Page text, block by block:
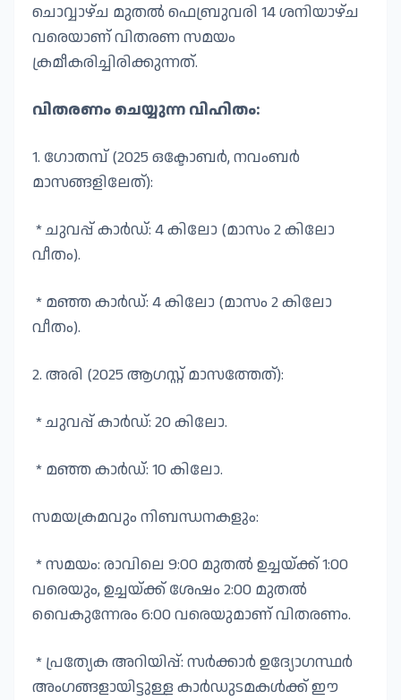
ചൊവ്വാഴ്ച മുതൽ ഫെബ്രുവരി 14 ശനിയാഴ്ച
വരെയാണ് വിതരണ സമയം
ക്രമീകരിച്ചിരിക്കുന്നത്.
വിതരണം ചെയ്യുന്ന വിഹിതം:
1. ഗോതമ്പ് (2025 ഒക്ടോബർ, നവംബർ
മാസങ്ങളിലേത്):
* ചുവപ്പ് കാർഡ്: 4 കിലോ (മാസം 2 കിലോ
വീതം).
* മഞ്ഞ കാർഡ്: 4 കിലോ (മാസം 2 കിലോ
വീതം).
2. അരി (2025 ആഗസ്റ്റ് മാസത്തേത്):
* ചുവപ്പ് കാർഡ്: 20 കിലോ.
* മഞ്ഞ കാർഡ്: 10 കിലോ.
സമയക്രമവും നിബന്ധനകളും:
* സമയം: രാവിലെ 9:00 മുതൽ ഉച്ചയ്ക്ക് 1:00
വരെയും, ഉച്ചയ്ക്ക് ശേഷം 2:00 മുതൽ
വൈകുന്നേരം 6:00 വരെയുമാണ് വിതരണം.
* പ്രത്യേക അറിയിപ്പ്: സർക്കാർ ഉദ്യോഗസ്ഥർ
അംഗങ്ങളായിട്ടുള്ള കാർഡുടമകൾക്ക് ഈ